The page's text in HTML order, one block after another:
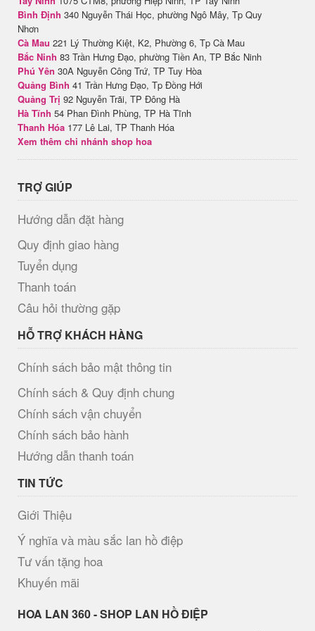
Bình Định 340 Nguyễn Thái Học, phường Ngô Mây, Tp Quy
Nhơn
Cà Mau 221 Lý Thường Kiệt, K2, Phường 6, Tp Cà Mau
Bắc Ninh 83 Trần Hưng Đạo, phường Tiền An, TP Bắc Ninh
Phú Yên 30A Nguyễn Công Trứ, TP Tuy Hòa
Quảng Bình 41 Trần Hưng Đạo, Tp Đồng Hới
Quảng Trị 92 Nguyễn Trãi, TP Đông Hà
Hà Tĩnh 54 Phan Đình Phùng, TP Hà Tĩnh
Thanh Hóa 177 Lê Lai, TP Thanh Hóa
Xem thêm chi nhánh shop hoa
TRỢ GIÚP
Hướng dẫn đặt hàng
Quy định giao hàng
Tuyển dụng
Thanh toán
Câu hỏi thường gặp
HỖ TRỢ KHÁCH HÀNG
Chính sách bảo mật thông tin
Chính sách & Quy định chung
Chính sách vận chuyển
Chính sách bảo hành
Hướng dẫn thanh toán
TIN TỨC
Giới Thiệu
Ý nghĩa và màu sắc lan hồ điệp
Tư vấn tặng hoa
Khuyến mãi
H​OA LAN 360 - SHOP LAN HỒ ĐIỆP